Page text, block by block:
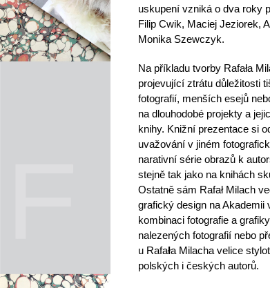
uskupení vzniká o dva roky
Filip Cwik, Maciej Jeziorek,
Monika Szewczyk.
Na příkladu tvorby Rafała
projevující ztrátu důležitosti
fotografií, menších esejů
na dlouhodobé projekty a
knihy. Knižní prezentace si
uvažování v jiném
narativní série obrazů k
stejně tak jako na knihách
Ostatně sám Rafał Milach
grafický design na
kombinaci fotografie a
nalezených fotografií nebo
u Rafała Milacha velice
polských i českých autorů.